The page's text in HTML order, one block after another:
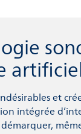
et
intégrée